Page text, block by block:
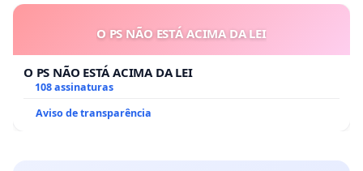
O PS NÃO ESTÁ ACIMA DA LEI
O PS NÃO ESTÁ ACIMA DA LEI
108 assinaturas
Aviso de transparência